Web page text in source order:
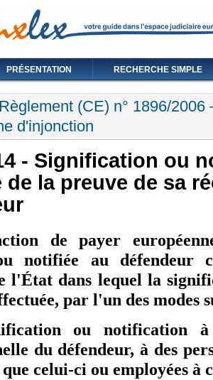
PRÉSENTATION RECHERCHE SIMPLE
Règlement (CE) n° 1896/
d'injonction
- Signification ou
de la preuve de sa
de payer
notifiée au défendeur
l'État dans lequel la
par l'un des modes
ou notification à
du défendeur, à des
que celui-ci ou employées à